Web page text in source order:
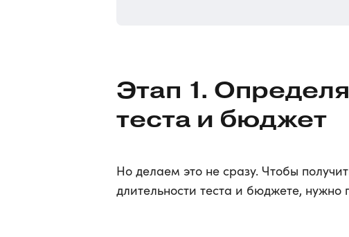
Этап 1.
теста и бюджет
Но делаем это не сразу. Чтобы
длительности теста и бюджете,